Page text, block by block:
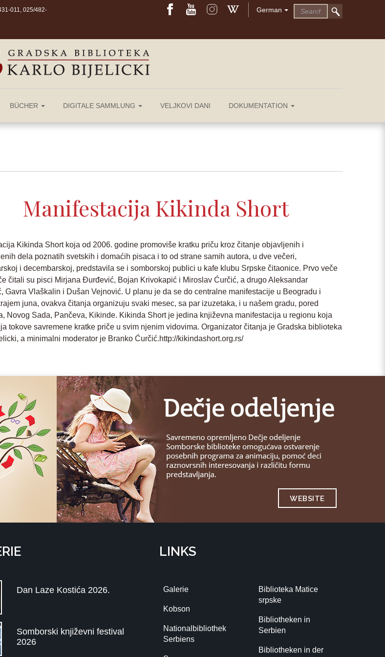
011, 025/482- German
BÜCHER DIGITALE SAMMLUNG VELJKOVI DANI DOKUMENTATION
Manifestacija Kikinda Short
Kikinda Short koja od 2006. godine promoviše kratku priču kroz čitanje objavljenih i
dela poznatih svetskih i domaćih pisaca i to od strane samih autora, u dve večeri,
i decembarskoj, predstavila se i somborskoj publici u kafe klubu Srpske čitaonice. Prvo veče
čitali su pisci Mirjana Đurđević, Bojan Krivokapić i Miroslav Ćurčić, a drugo Aleksandar
Gavra Vlaškalin i Dušan Vejnović. U planu je da se do centralne manifestacije u Beogradu i
juna, ovakva čitanja organizuju svaki mesec, sa par izuzetaka, i u našem gradu, pored
Novog Sada, Pančeva, Kikinde. Kikinda Short je jedina književna manifestacija u regionu koja
tokove savremene kratke priče u svim njenim vidovima. Organizator čitanja je Gradska biblioteka
a minimalni moderator je Branko Ćurčić.http://kikindashort.org.rs/
WEBSITE
Dan Laze Kostića 2026.
Somborski književni festival
2026
LINKS
Galerie
Kobson
Nationalbibliothek
Serbiens
Biblioteka Matice
srpske
Bibliotheken in
Serbien
Bibliotheken in der